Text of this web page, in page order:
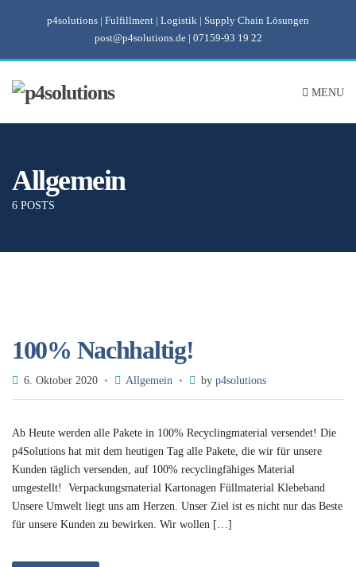
p4solutions | Fulfillment | Logistik | Supply Chain Lösungen
post@p4solutions.de| 07159-93 19 22
MENU
Allgemein
6 POSTS
100% Nachhaltig!
6. Oktober 2020 Allgemein by p4solutions
Ab Heute werden alle Pakete in 100% Recyclingmaterial versendet! Die
p4Solutions hat mit dem heutigen Tag alle Pakete, die wir für unsere
Kunden täglich versenden, auf 100% recyclingfähiges Material
umgestellt! Verpackungsmaterial Kartonagen Füllmaterial Klebeband
Unsere Umwelt liegt uns am Herzen. Unser Ziel ist es nicht nur das Beste
für unsere Kunden zu bewirken. Wir wollen […]